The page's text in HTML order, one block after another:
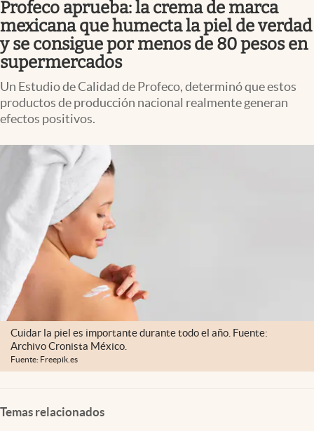
Pc y celular
Vida y estilo
Clima
Espiritualidad
Mediakit
Profeco aprueba: la crema de marca
mexicana que humecta la piel de verdad
y se consigue por menos de 80 pesos en
supermercados
Un Estudio de Calidad de Profeco, determinó que estos
productos de producción nacional realmente generan
efectos positivos.
Cuidar la piel es importante durante todo el año. Fuente:
Archivo Cronista México.
Fuente: Freepik.es
Temas relacionados